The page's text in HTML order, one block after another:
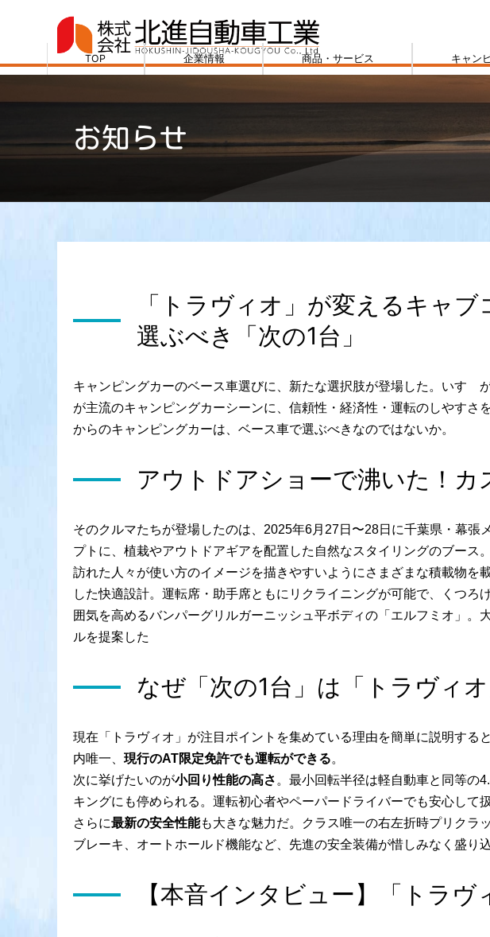
ン
キ
プ
株
社
北
自
TOP 企業情報 商品・サービス キャン
お知らせ
「トラヴィオ」が変えるキャ
選ぶべき「次の1台」
キャンピングカーのベース車選びに、新たな選択肢が登場した。いす
が主流のキャンピングカーシーンに、信頼性・経済性・運転のしやす
からのキャンピングカーは、ベース車で選ぶべきなのではないか。
アウトドアショーで沸いた！カ
そのクルマたちが登場したのは、2025年6月27日〜28日に千葉県・幕
プトに、植栽やアウトドアギアを配置した自然なスタイリングのブース
訪れた人々が使い方のイメージを描きやすいようにさまざまな積載物
した快適設計。運転席・助手席ともにリクライニングが可能で、くつ
囲気を高めるバンパーグリルガーニッシュ平ボディの「エルフミオ」
ルを提案した
なぜ「次の1台」は「トラヴィ
現在「トラヴィオ」が注目ポイントを集めている理由を簡単に説明する
内唯一、 現行のAT限定免許でも運転ができる。
次に挙げたいのが小回り性能の高さ 。最小回転半径は軽自動車と同等の
キングにも停められる。運転初心者やペーパードライバーでも安心して扱
さらに最新の安全性能も大きな魅力だ。クラス唯一の右左折時プリクラ
ブレーキ、オートホールド機能など、先進の安全装備が惜しみなく盛り
【本音インタビュー】「トラ